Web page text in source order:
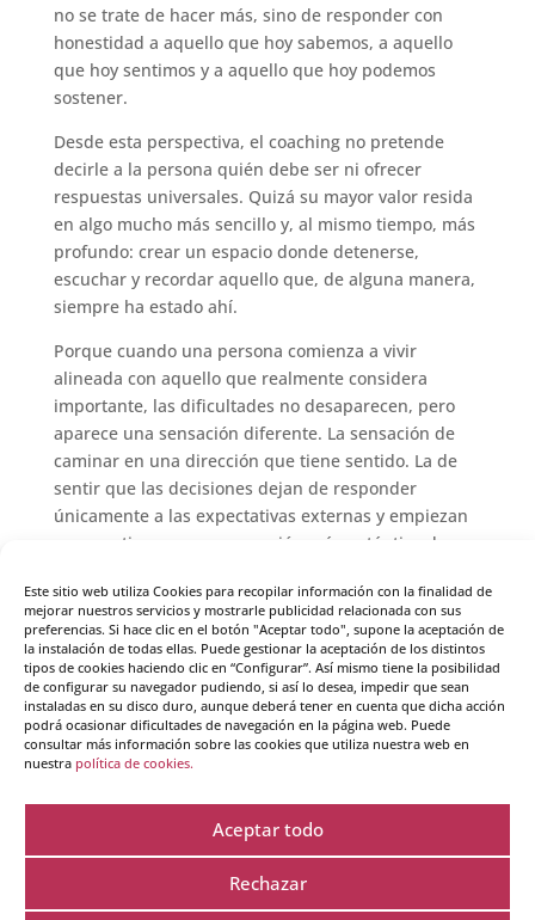
Este sitio web utiliza Cookies para recopilar información con la finalidad de
mejorar nuestros servicios y mostrarle publicidad relacionada con sus
preferencias. Si hace clic en el botón "Aceptar todo", supone la aceptación de
la instalación de todas ellas. Puede gestionar la aceptación de los distintos
tipos de cookies haciendo clic en “Configurar”. Así mismo tiene la posibilidad
de configurar su navegador pudiendo, si así lo desea, impedir que sean
instaladas en su disco duro, aunque deberá tener en cuenta que dicha acción
podrá ocasionar dificultades de navegación en la página web. Puede
consultar más información sobre las cookies que utiliza nuestra web en
nuestra política de cookies.
Aceptar todo
Rechazar
no se trate de hacer más, sino de responder con
honestidad a aquello que hoy sabemos, a aquello
que hoy sentimos y a aquello que hoy podemos
sostener.
Desde esta perspectiva, el coaching no pretende
decirle a la persona quién debe ser ni ofrecer
respuestas universales. Quizá su mayor valor resida
en algo mucho más sencillo y, al mismo tiempo, más
profundo: crear un espacio donde detenerse,
escuchar y recordar aquello que, de alguna manera,
siempre ha estado ahí.
Porque cuando una persona comienza a vivir
alineada con aquello que realmente considera
importante, las dificultades no desaparecen, pero
aparece una sensación diferente. La sensación de
caminar en una dirección que tiene sentido. La de
sentir que las decisiones dejan de responder
únicamente a las expectativas externas y empiezan
a convertirse en una expresión más auténtica de
Así, poco a poco, la atención se transforma en
escucha, la escucha en conciencia y la conciencia en
decisiones más coherentes. Y quizá, sin apenas
darnos cuenta, comenzamos a confiar más en
nuestra propia experiencia y a construir una vida
más alineada con aquello que verdaderamente
consideramos importante.
Porque, en definitiva,los valores no son un destino
al que llegar, sino una manera de caminar. Son ese
punto de referencia interno al que podemos volver
cuando sentimos que nos hemos alejado de nosotros